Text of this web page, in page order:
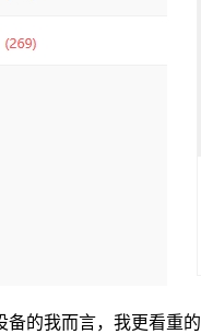
备的我而言，我更看重